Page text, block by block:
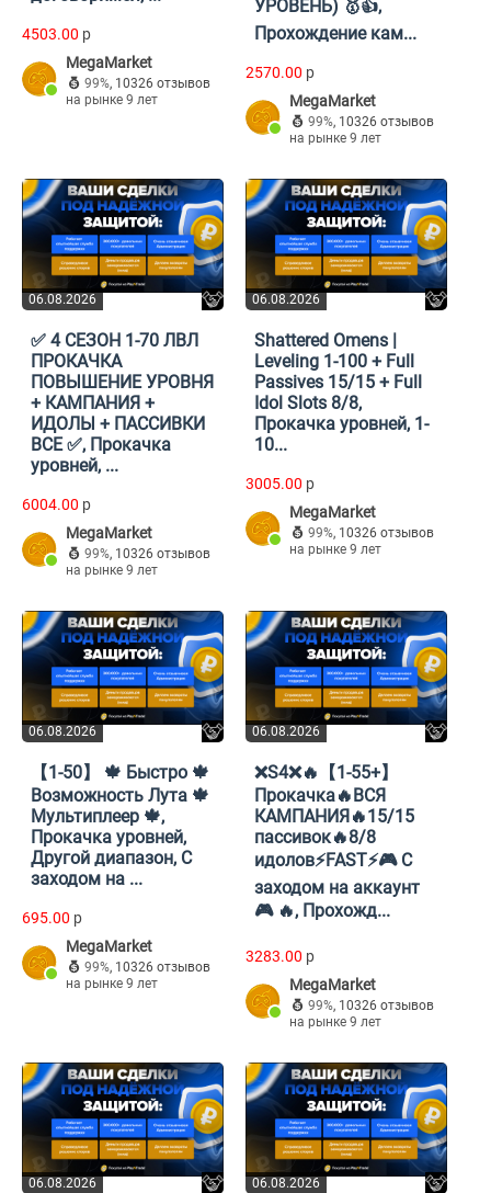
4503.00 p
MegaMarket
99%, 10326 отзывов
на рынке 9 лет
УРОВЕНЬ) 🥇👍,
Прохождение кам...
2570.00 p
MegaMarket
99%, 10326 отзывов
на рынке 9 лет
06.08.2026
✅ 4 СЕЗОН 1-70 ЛВЛ
ПРОКАЧКА
ПОВЫШЕНИЕ УРОВНЯ
+ КАМПАНИЯ +
ИДОЛЫ + ПАССИВКИ
ВСЕ ✅, Прокачка
уровней, ...
6004.00 p
MegaMarket
99%, 10326 отзывов
на рынке 9 лет
06.08.2026
Shattered Omens |
Leveling 1-100 + Full
Passives 15/15 + Full
Idol Slots 8/8,
Прокачка уровней, 1-
10...
3005.00 p
MegaMarket
99%, 10326 отзывов
на рынке 9 лет
06.08.2026
【1-50】 🍁 Быстро 🍁
Возможность Лута 🍁
Мультиплеер 🍁,
Прокачка уровней,
Другой диапазон, С
заходом на ...
695.00 p
MegaMarket
99%, 10326 отзывов
на рынке 9 лет
06.08.2026
❌S4❌🔥【1-55+】
Прокачка🔥ВСЯ
КАМПАНИЯ🔥15/15
пассивок🔥8/8
идолов⚡FAST⚡🎮 С
заходом на аккаунт
🎮 🔥, Прохожд...
3283.00 p
MegaMarket
99%, 10326 отзывов
на рынке 9 лет
06.08.2026 06.08.2026